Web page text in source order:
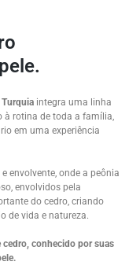
Turquia integra uma linha
à rotina de toda a família,
em uma experiência
envolvente, onde a peônia
envolvidos pela
do cedro, criando
de vida e natureza.
cedro, conhecido por suas